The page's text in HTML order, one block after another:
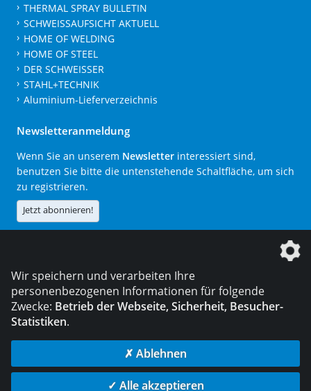
THERMAL SPRAY BULLETIN
SCHWEISSAUFSICHT AKTUELL
HOME OF WELDING
HOME OF STEEL
DER SCHWEISSER
STAHL+TECHNIK
Aluminium-Lieferverzeichnis
Newsletteranmeldung
Wenn Sie an unserem Newsletter interessiert sind,
benutzen Sie bitte die untenstehende Schaltfläche, um sich
zu registrieren.
Jetzt abonnieren!
© 2026 DVS Media GmbH
Wir speichern und verarbeiten Ihre
personenbezogenen Informationen für folgende
Zwecke: Betrieb der Webseite, Sicherheit, Besucher-
Statistiken.
✗ Ablehnen
✓ Alle akzeptieren